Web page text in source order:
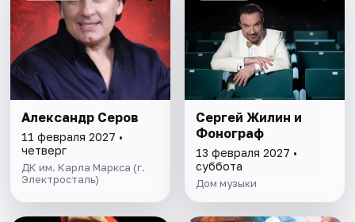
Александр Серов
11 февраля 2027 •
четверг
ДК им. Карла Маркса (г.
Электросталь)
Сергей Жилин и
Фонограф
13 февраля 2027 •
суббота
Дом музыки